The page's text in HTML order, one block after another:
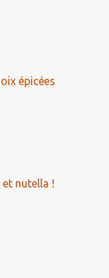
épicées
nutella !